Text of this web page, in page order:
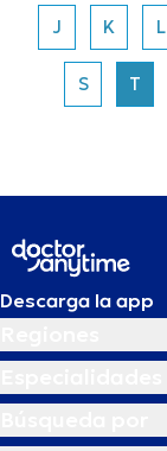
J K L
S T
Descarga la app